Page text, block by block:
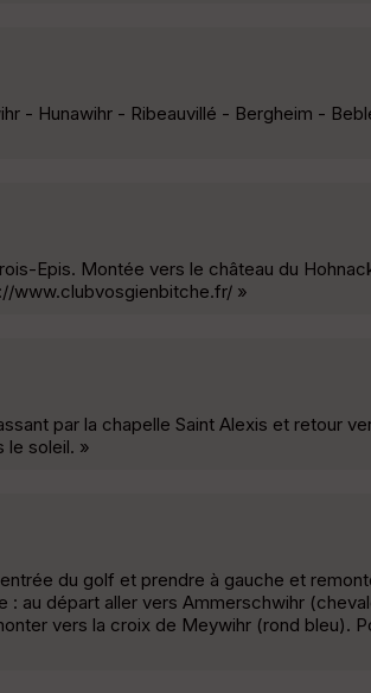
- Hunawihr - Ribeauvillé - Bergheim -
Epis. Montée vers le château du
www.clubvosgienbitche.fr/ »
par la chapelle Saint Alexis et retour
le soleil. »
du golf et prendre à gauche et
au départ aller vers Ammerschwihr
vers la croix de Meywihr (rond bleu).